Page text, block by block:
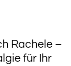
Rachele –
für Ihr